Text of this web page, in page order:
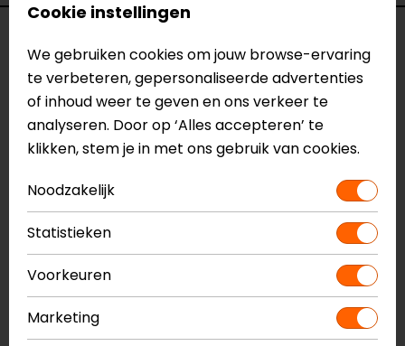
Naam
Lewis Selvedge TF
Motorjeans
Model
148230
Merk
REV'IT!
Kleur
Certificeringsklasse
Materiaal
denim
Rijstijl
Seizoen
Zomer
Ventilatie
Luchtdoorlatend textiel
Cookie instellingen
We gebruiken cookies om jouw browse-ervaring
te verbeteren, gepersonaliseerde advertenties
of inhoud weer te geven en ons verkeer te
analyseren. Door op ‘Alles accepteren’ te
klikken, stem je in met ons gebruik van cookies.
Noodzakelijk
Statistieken
Voorkeuren
Marketing